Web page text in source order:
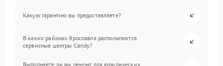
Какую гарантию вы предоставляете?
В каких районах Ярославля располагаются
сервисные центры Candy?
Выполняете ли вы ремонт для юридических